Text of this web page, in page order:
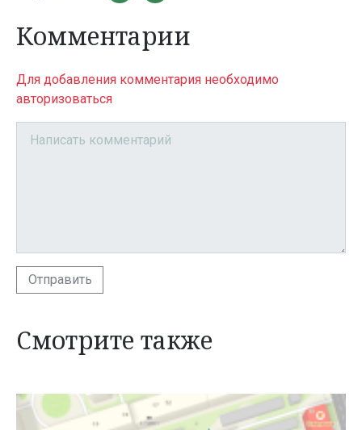
Комментарии
Для добавления комментария необходимо
авторизоваться
Отправить
Смотрите также